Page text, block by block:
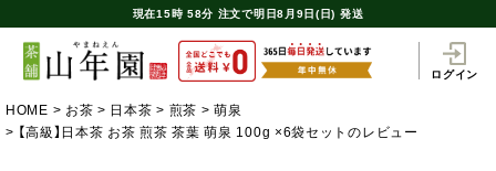
現在15時 58分 注文で明日8月9日(日) 発送
ログイン
HOME お茶 日本茶 煎茶
萌泉
【高級】日本茶 お茶 煎茶 茶葉 萌泉 100g ×6袋セットのレビュー